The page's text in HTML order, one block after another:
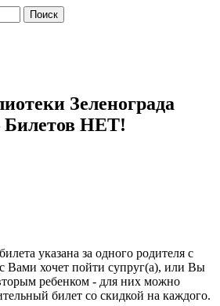
Поиск
Зеленограда
Билетов НЕТ!
указана за одного родителя с
Вами хочет пойти супруг(а), или Вы
ребенком - для них можно
билет со скидкой на каждого.